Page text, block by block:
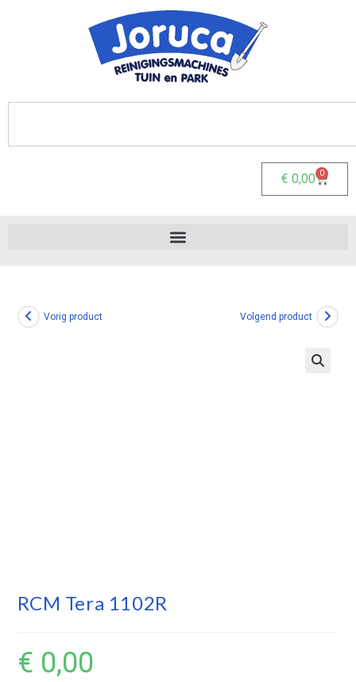
€ 0,00 0
Vorig product Volgend product
RCM Tera 1102R
€ 0,00